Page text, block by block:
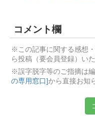
コメント欄
※この記事に関する感想
ら投稿（要会員登録）いた
※誤字脱字等のご指摘は
の専用窓口]から直接お知